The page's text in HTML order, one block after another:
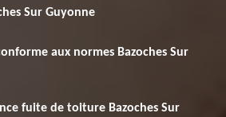
Sur Guyonne
aux normes Bazoches Sur
fuite de toiture Bazoches Sur